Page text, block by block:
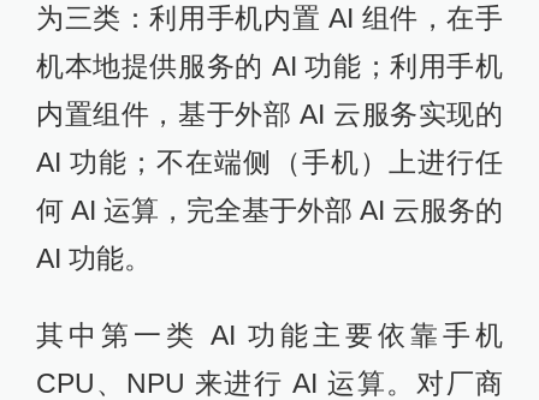
为三类：利用手机内置 AI 组件，在手
机本地提供服务的 AI 功能；利用手机
内置组件，基于外部 AI 云服务实现的
AI 功能；不在端侧（手机）上进行任
何 AI 运算，完全基于外部 AI 云服务的
AI 功能。
其中第一类 AI 功能主要依靠手机
CPU、NPU 来进行 AI 运算。对厂商